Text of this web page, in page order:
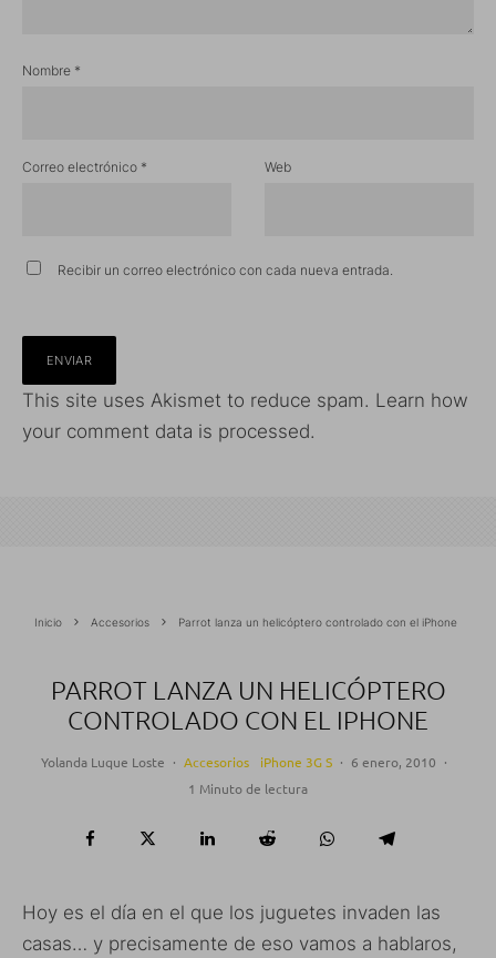
Nombre *
Correo electrónico * Web
Recibir un correo electrónico con cada nueva entrada.
This site uses Akismet to reduce spam. Learn how
your comment data is processed.
Inicio Accesorios Parrot lanza un helicóptero controlado con el iPhone
PARROT LANZA UN HELICÓPTERO
CONTROLADO CON EL IPHONE
Yolanda Luque Loste · Accesorios iPhone 3G S · 6 enero, 2010 ·
1 Minuto de lectura
Hoy es el día en el que los juguetes invaden las
casas… y precisamente de eso vamos a hablaros,